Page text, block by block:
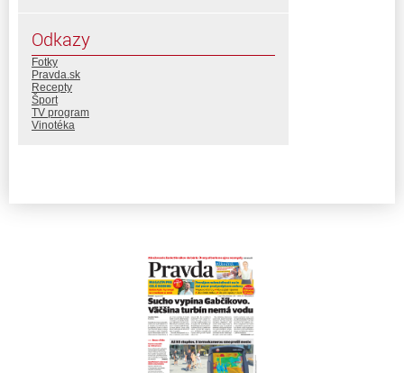
Odkazy
Fotky
Pravda.sk
Recepty
Šport
TV program
Vinotéka